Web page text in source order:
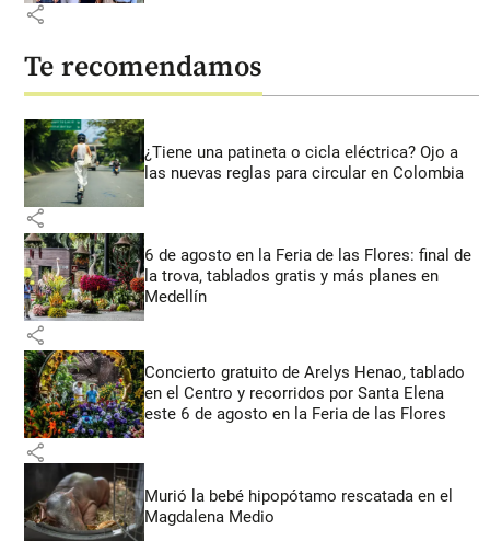
share
Te recomendamos
¿Tiene una patineta o cicla eléctrica? Ojo a
las nuevas reglas para circular en Colombia
share
6 de agosto en la Feria de las Flores: final de
la trova, tablados gratis y más planes en
Medellín
share
Concierto gratuito de Arelys Henao, tablado
en el Centro y recorridos por Santa Elena
este 6 de agosto en la Feria de las Flores
share
Murió la bebé hipopótamo rescatada en el
Magdalena Medio